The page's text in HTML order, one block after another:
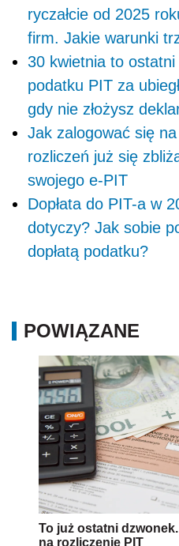
ryczałcie od 2025
firm. Jakie warunki
30 kwietnia to
podatku PIT za
gdy nie złożysz
Jak zalogować się
rozliczeń już się
swojego e-PIT
Dopłata do PIT-a w
dotyczy? Jak sobie
dopłatą podatku?
POWIĄZANE
To już ostatni
na rozliczenie PIT